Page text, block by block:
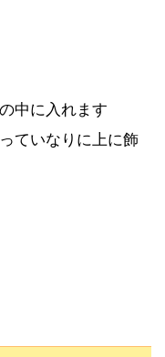
中に入れます
ていなりに上に飾